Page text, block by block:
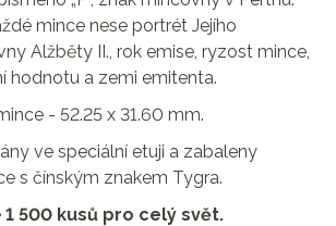
mince nese portrét Jejího
Alžběty II., rok emise, ryzost mince,
hodnotu a zemi emitenta.
- 52.25 x 31.60 mm.
ve speciální etuji a zabaleny
s čínským znakem Tygra.
1 500 kusů pro celý svět.